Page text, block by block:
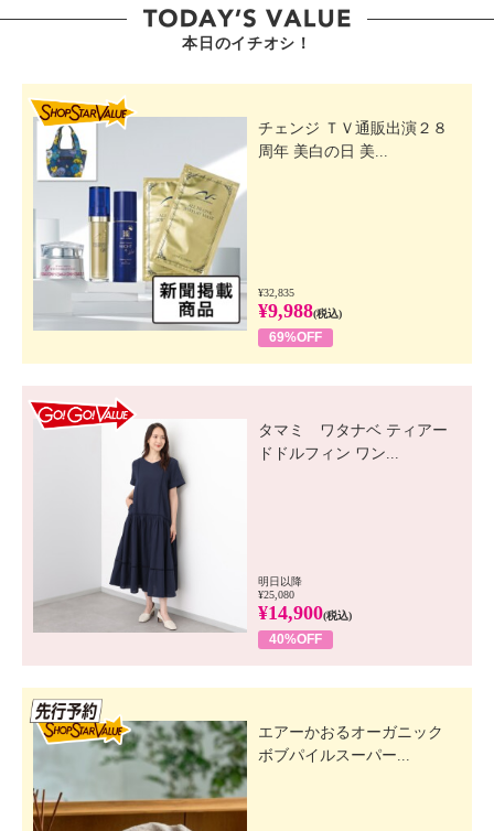
本日のイチオシ！
チェンジ ＴＶ通販出演２８
周年 美白の日 美...
¥32,835
¥9,988(税込)
69%OFF
タマミ ワタナベ ティアー
ドドルフィン ワン...
明日以降
¥25,080
¥14,900(税込)
40%OFF
エアーかおるオーガニック
ボブパイルスーパー...